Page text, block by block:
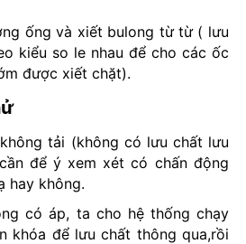
ống và xiết bulong từ từ ( lưu
kiểu so le nhau để cho các ốc
được xiết chặt).
tải (không có lưu chất lưu
để ý xem xét có chấn động
hay không.
có áp, ta cho hệ thống chạy
khóa để lưu chất thông qua,rồi